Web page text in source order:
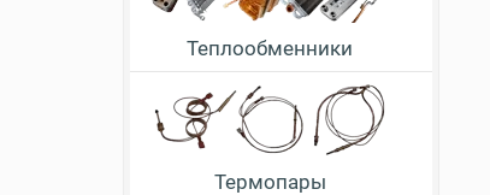
Теплообменники
Термопары